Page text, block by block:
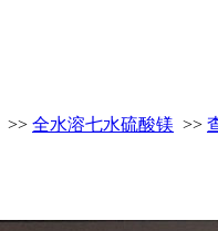
>> 全水溶七水硫酸镁 >>